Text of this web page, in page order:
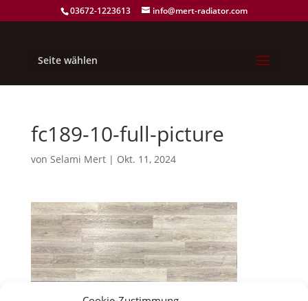
03672-1223613 info@mert-radiator.com
Seite wählen
fc189-10-full-picture
von Selami Mert| Okt. 11, 2024